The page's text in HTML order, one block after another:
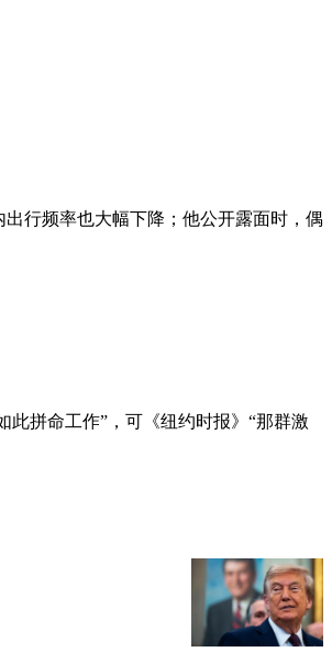
行频率也大幅下降；他公开露面时，偶
拼命工作”，可《纽约时报》“那群激